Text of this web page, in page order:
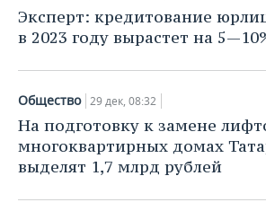
НЕФТЕХИМИЯ
НЕФТЬ
ЭНЕРГЕТИКА
РОЗНИЧНАЯ ТОРГОВЛЯ
ТРАНСПОРТ
УСЛУГИ
НОВОСТИ ТЕХНОЛОГИЙ
IT
МЕДИА
ТЕЛЕКОММУНИКАЦИИ
МЕРОПРИЯТИЯ
НОВОСТИ МЕРОПРИЯТИЙ
ВЫЕЗДНАЯ РЕДАКЦИЯ
БИЗНЕС-БРАНЧИ
ONLINE-КОНФЕРЕНЦИИ
СПОРТ
НОВОСТИ СПОРТА
ФУТБОЛ
ХОККЕЙ
ОБЩЕСТВО
НОВОСТИ ОБЩЕСТВА
ВЛАСТЬ
ФОТОГАЛЕРЕЯ
СЮЖЕТЫ
Эксперт: кредитование
в 2023 году вырастет на
Общество 29 дек, 08:32
На подготовку к замене
многоквартирных домах
выделят 1,7 млрд рублей